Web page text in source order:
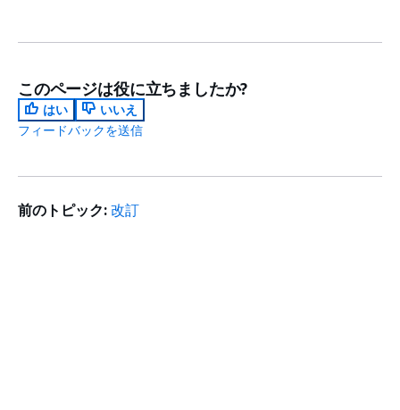
このページは役に立ちましたか?
はい
いいえ
フィードバックを送信
前のトピック: 改訂